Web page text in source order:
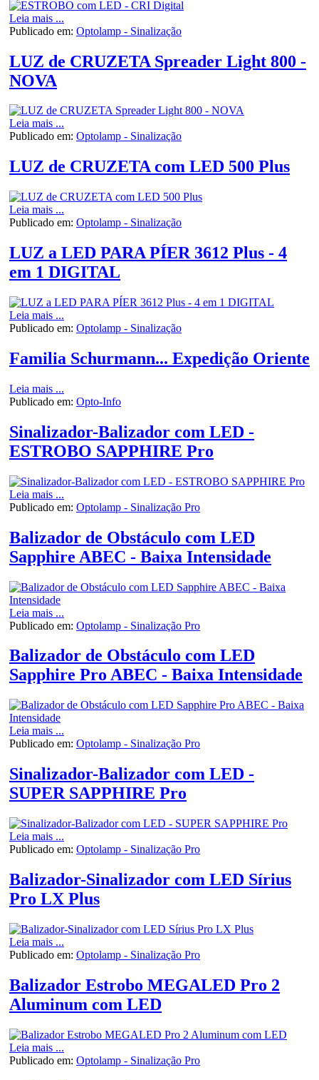
Leia mais ...
Publicado em: Optolamp - Sinalização
LUZ de CRUZETA Spreader Light 800 -
NOVA
Leia mais ...
Publicado em: Optolamp - Sinalização
LUZ de CRUZETA com LED 500 Plus
Leia mais ...
Publicado em: Optolamp - Sinalização
LUZ a LED PARA PÍER 3612 Plus - 4
em 1 DIGITAL
Leia mais ...
Publicado em: Optolamp - Sinalização
Familia Schurmann... Expedição Oriente
Leia mais ...
Publicado em: Opto-Info
Sinalizador-Balizador com LED -
ESTROBO SAPPHIRE Pro
Leia mais ...
Publicado em: Optolamp - Sinalização Pro
Balizador de Obstáculo com LED
Sapphire ABEC - Baixa Intensidade
Leia mais ...
Publicado em: Optolamp - Sinalização Pro
Balizador de Obstáculo com LED
Sapphire Pro ABEC - Baixa Intensidade
Leia mais ...
Publicado em: Optolamp - Sinalização Pro
Sinalizador-Balizador com LED -
SUPER SAPPHIRE Pro
Leia mais ...
Publicado em: Optolamp - Sinalização Pro
Balizador-Sinalizador com LED Sírius
Pro LX Plus
Leia mais ...
Publicado em: Optolamp - Sinalização Pro
Balizador Estrobo MEGALED Pro 2
Aluminum com LED
Leia mais ...
Publicado em: Optolamp - Sinalização Pro